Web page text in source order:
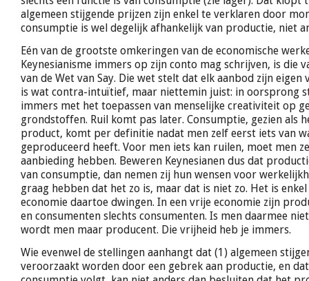
algemeen stijgende prijzen zijn enkel te verklaren door
consumptie is wel degelijk afhankelijk van productie, niet
Eén van de grootste omkeringen van de economische
Keynesianisme immers op zijn conto mag schrijven, is die
van de Wet van Say. Die wet stelt dat elk aanbod zijn eigen
is wat contra-intuïtief, maar niettemin juist: in oorsprong
immers met het toepassen van menselijke creativiteit op
grondstoffen. Ruil komt pas later. Consumptie, gezien als
product, komt per definitie nadat men zelf eerst iets van
geproduceerd heeft. Voor men iets kan ruilen, moet men
aanbieding hebben. Beweren Keynesianen dus dat
van consumptie, dan nemen zij hun wensen voor
graag hebben dat het zo is, maar dat is niet zo. Het is
economie daartoe dwingen. In een vrije economie zijn
en consumenten slechts consumenten. Is men daarmee
wordt men maar producent. Die vrijheid heb je immers.
Wie evenwel de stellingen aanhangt dat (1) algemeen
veroorzaakt worden door een gebrek aan productie, en